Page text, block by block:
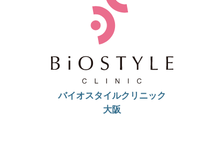
バイオスタイルクリニック
大阪